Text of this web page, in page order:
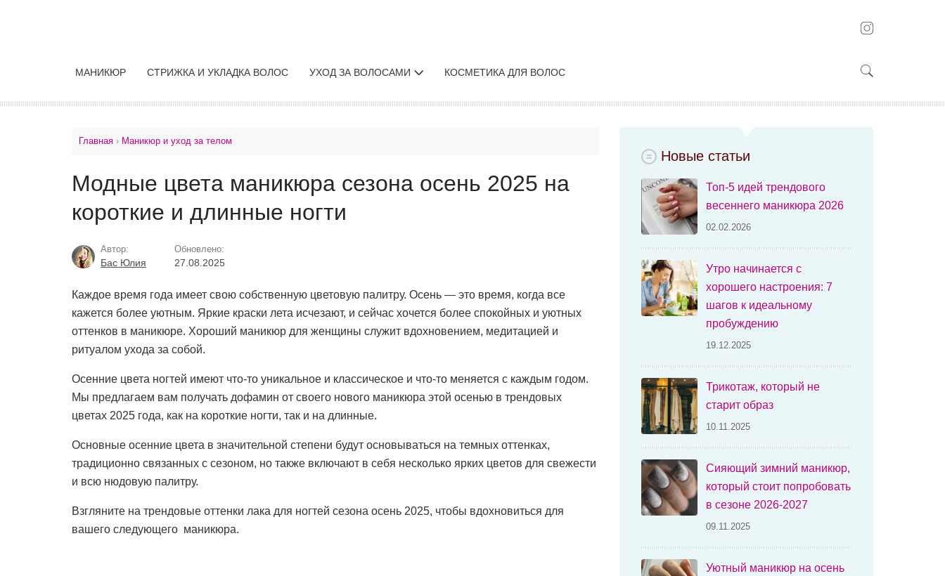
МАНИКЮР СТРИЖКА И УКЛАДКА ВОЛОС УХОД ЗА ВОЛОСАМИ КОСМЕТИКА ДЛЯ ВОЛОС
Главная › Маникюр и уход за телом
Модные цвета маникюра сезона осень 2025 на
короткие и длинные ногти
Автор:
Бас Юлия
Обновлено:
27.08.2025
Каждое время года имеет свою собственную цветовую палитру. Осень — это время, когда все
кажется более уютным. Яркие краски лета исчезают, и сейчас хочется более спокойных и уютных
оттенков в маникюре. Хороший маникюр для женщины служит вдохновением, медитацией и
ритуалом ухода за собой.
Осенние цвета ногтей имеют что-то уникальное и классическое и что-то меняется с каждым годом.
Мы предлагаем вам получать дофамин от своего нового маникюра этой осенью в трендовых
цветах 2025 года, как на короткие ногти, так и на длинные.
Основные осенние цвета в значительной степени будут основываться на темных оттенках,
традиционно связанных с сезоном, но также включают в себя несколько ярких цветов для свежести
и всю нюдовую палитру.
Взгляните на трендовые оттенки лака для ногтей сезона осень 2025, чтобы вдохновиться для
вашего следующего маникюра.
Новые статьи
Топ-5 идей трендового
весеннего маникюра 2026
02.02.2026
Утро начинается с
хорошего настроения: 7
шагов к идеальному
пробуждению
19.12.2025
Трикотаж, который не
старит образ
10.11.2025
Сияющий зимний маникюр,
который стоит попробовать
в сезоне 2026-2027
09.11.2025
Уютный маникюр на осень